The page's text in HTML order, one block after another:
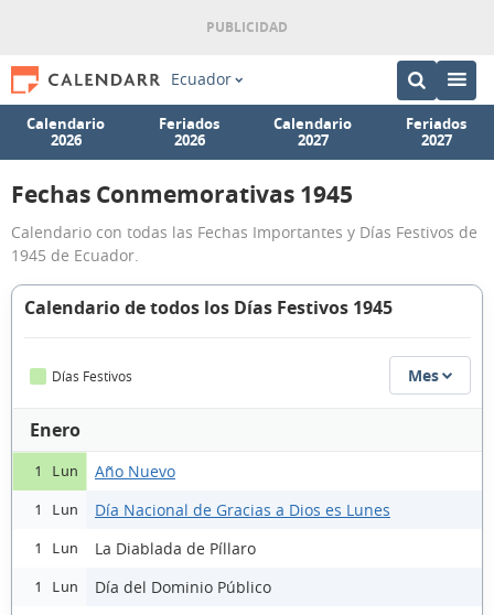
Ecuador
Calendario
2026
Feriados
2026
Calendario
2027
Feriados
2027
Fechas Conmemorativas 1945
Calendario con todas las Fechas Importantes y Días Festivos de
1945 de Ecuador.
Calendario de todos los Días Festivos 1945
Días Festivos Mes
Enero
1 Lun Año Nuevo
1 Lun Día Nacional de Gracias a Dios es Lunes
1 Lun La Diablada de Píllaro
1 Lun Día del Dominio Público